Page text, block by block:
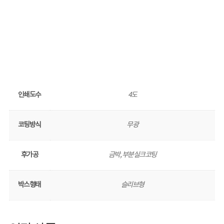
인쇄도수 4도
코팅방식 무광
후가공 금박, 부분실크코팅
박스형태 슬리브형